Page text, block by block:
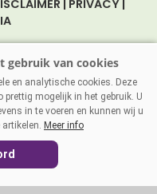
| PRIVACY |
en analytische cookies. Deze
mogelijk in het gebruik. U
in te voeren en kunnen wij u
Meer info